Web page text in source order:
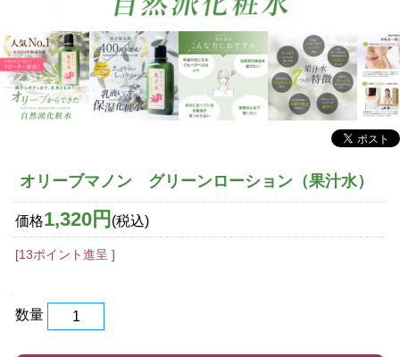
オリーブマノン グリーンローション（果汁水）
価格1,320円 (税込)
[13ポイント進呈 ]
数量